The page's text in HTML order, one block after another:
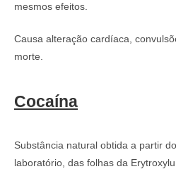
mesmos efeitos.
Causa alteração cardíaca,
morte.
Cocaína
Substância natural obtida a partir
laboratório, das folhas da